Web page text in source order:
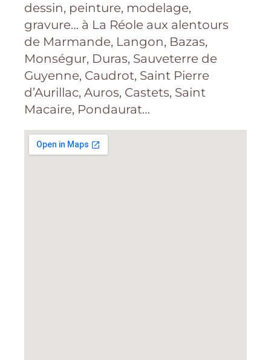
dessin, peinture, modelage,
gravure… à La Réole aux alentours
de Marmande, Langon, Bazas,
Monségur, Duras, Sauveterre de
Guyenne, Caudrot, Saint Pierre
d’Aurillac, Auros, Castets, Saint
Macaire, Pondaurat…